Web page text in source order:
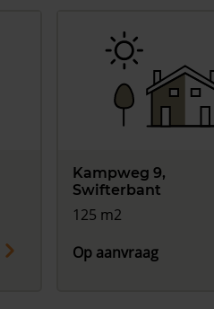
Kampweg 9,
Swifterbant
125 m2
Op aanvraag